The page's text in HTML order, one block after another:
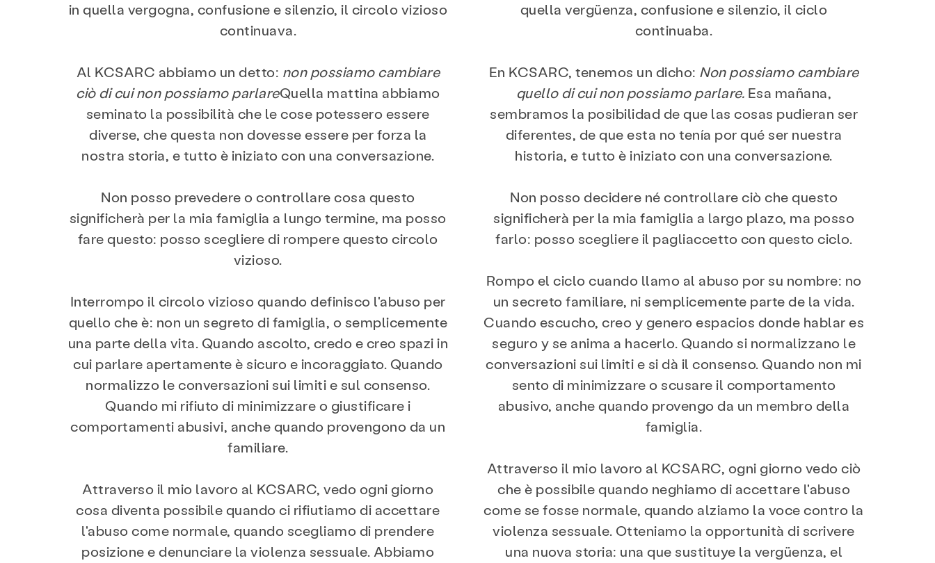
Servizi Prevenzione & Educazione risorse Dare Mettersi in gioco
Di Notizie e blog Contatto occupazione FAQ Donare
Cerca KCSARC
in quella vergogna, confusione e silenzio, il circolo vizioso
continuava.
Al KCSARC abbiamo un detto: non possiamo cambiare
ciò di cui non possiamo parlareQuella mattina abbiamo
seminato la possibilità che le cose potessero essere
diverse, che questa non dovesse essere per forza la
nostra storia, e tutto è iniziato con una conversazione.
Non posso prevedere o controllare cosa questo
significherà per la mia famiglia a lungo termine, ma posso
fare questo: posso scegliere di rompere questo circolo
vizioso.
Interrompo il circolo vizioso quando definisco l'abuso per
quello che è: non un segreto di famiglia, o semplicemente
una parte della vita. Quando ascolto, credo e creo spazi in
cui parlare apertamente è sicuro e incoraggiato. Quando
normalizzo le conversazioni sui limiti e sul consenso.
Quando mi rifiuto di minimizzare o giustificare i
comportamenti abusivi, anche quando provengono da un
familiare.
Attraverso il mio lavoro al KCSARC, vedo ogni giorno
cosa diventa possibile quando ci rifiutiamo di accettare
l'abuso come normale, quando scegliamo di prendere
posizione e denunciare la violenza sessuale. Abbiamo
quella vergüenza, confusione e silenzio, il ciclo
continuaba.
En KCSARC, tenemos un dicho: Non possiamo cambiare
quello di cui non possiamo parlare. Esa mañana,
sembramos la posibilidad de que las cosas pudieran ser
diferentes, de que esta no tenía por qué ser nuestra
historia, e tutto è iniziato con una conversazione.
Non posso decidere né controllare ciò che questo
significherà per la mia famiglia a largo plazo, ma posso
farlo: posso scegliere il pagliaccetto con questo ciclo.
Rompo el ciclo cuando llamo al abuso por su nombre: no
un secreto familiare, ni semplicemente parte de la vida.
Cuando escucho, creo y genero espacios donde hablar es
seguro y se anima a hacerlo. Quando si normalizzano le
conversazioni sui limiti e si dà il consenso. Quando non mi
sento di minimizzare o scusare il comportamento
abusivo, anche quando provengo da un membro della
famiglia.
Attraverso il mio lavoro al KCSARC, ogni giorno vedo ciò
che è possibile quando neghiamo di accettare l'abuso
come se fosse normale, quando alziamo la voce contro la
violenza sessuale. Otteniamo la opportunità di scrivere
una nuova storia: una que sustituye la vergüenza, el